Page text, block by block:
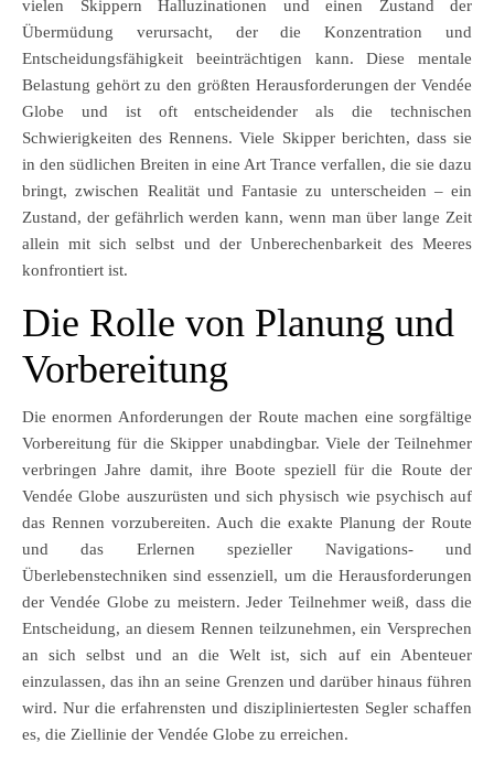
vielen Skippern Halluzinationen und einen Zustand der
Übermüdung verursacht, der die Konzentration und
Entscheidungsfähigkeit beeinträchtigen kann. Diese mentale
Belastung gehört zu den größten Herausforderungen der Vendée
Globe und ist oft entscheidender als die technischen
Schwierigkeiten des Rennens. Viele Skipper berichten, dass sie
in den südlichen Breiten in eine Art Trance verfallen, die sie dazu
bringt, zwischen Realität und Fantasie zu unterscheiden – ein
Zustand, der gefährlich werden kann, wenn man über lange Zeit
allein mit sich selbst und der Unberechenbarkeit des Meeres
konfrontiert ist.
Die Rolle von Planung und
Vorbereitung
Die enormen Anforderungen der Route machen eine sorgfältige
Vorbereitung für die Skipper unabdingbar. Viele der Teilnehmer
verbringen Jahre damit, ihre Boote speziell für die Route der
Vendée Globe auszurüsten und sich physisch wie psychisch auf
das Rennen vorzubereiten. Auch die exakte Planung der Route
und das Erlernen spezieller Navigations- und
Überlebenstechniken sind essenziell, um die Herausforderungen
der Vendée Globe zu meistern. Jeder Teilnehmer weiß, dass die
Entscheidung, an diesem Rennen teilzunehmen, ein Versprechen
an sich selbst und an die Welt ist, sich auf ein Abenteuer
einzulassen, das ihn an seine Grenzen und darüber hinaus führen
wird. Nur die erfahrensten und diszipliniertesten Segler schaffen
es, die Ziellinie der Vendée Globe zu erreichen.